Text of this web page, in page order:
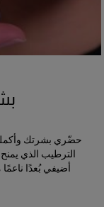
حضّري بشرتك
الترطيب الذي يمنح
أضيفي بُعدًا